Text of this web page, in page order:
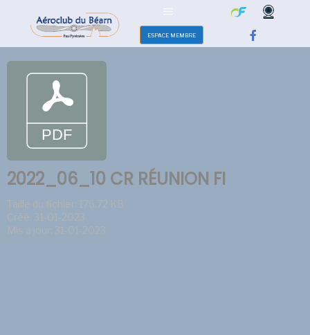
ESPACE MEMBRE
2022_06_10 CR RÉUNION FI
Taille du fichier: 176.72 KB
Créé: 31-01-2023
Mis à jour: 31-01-2023